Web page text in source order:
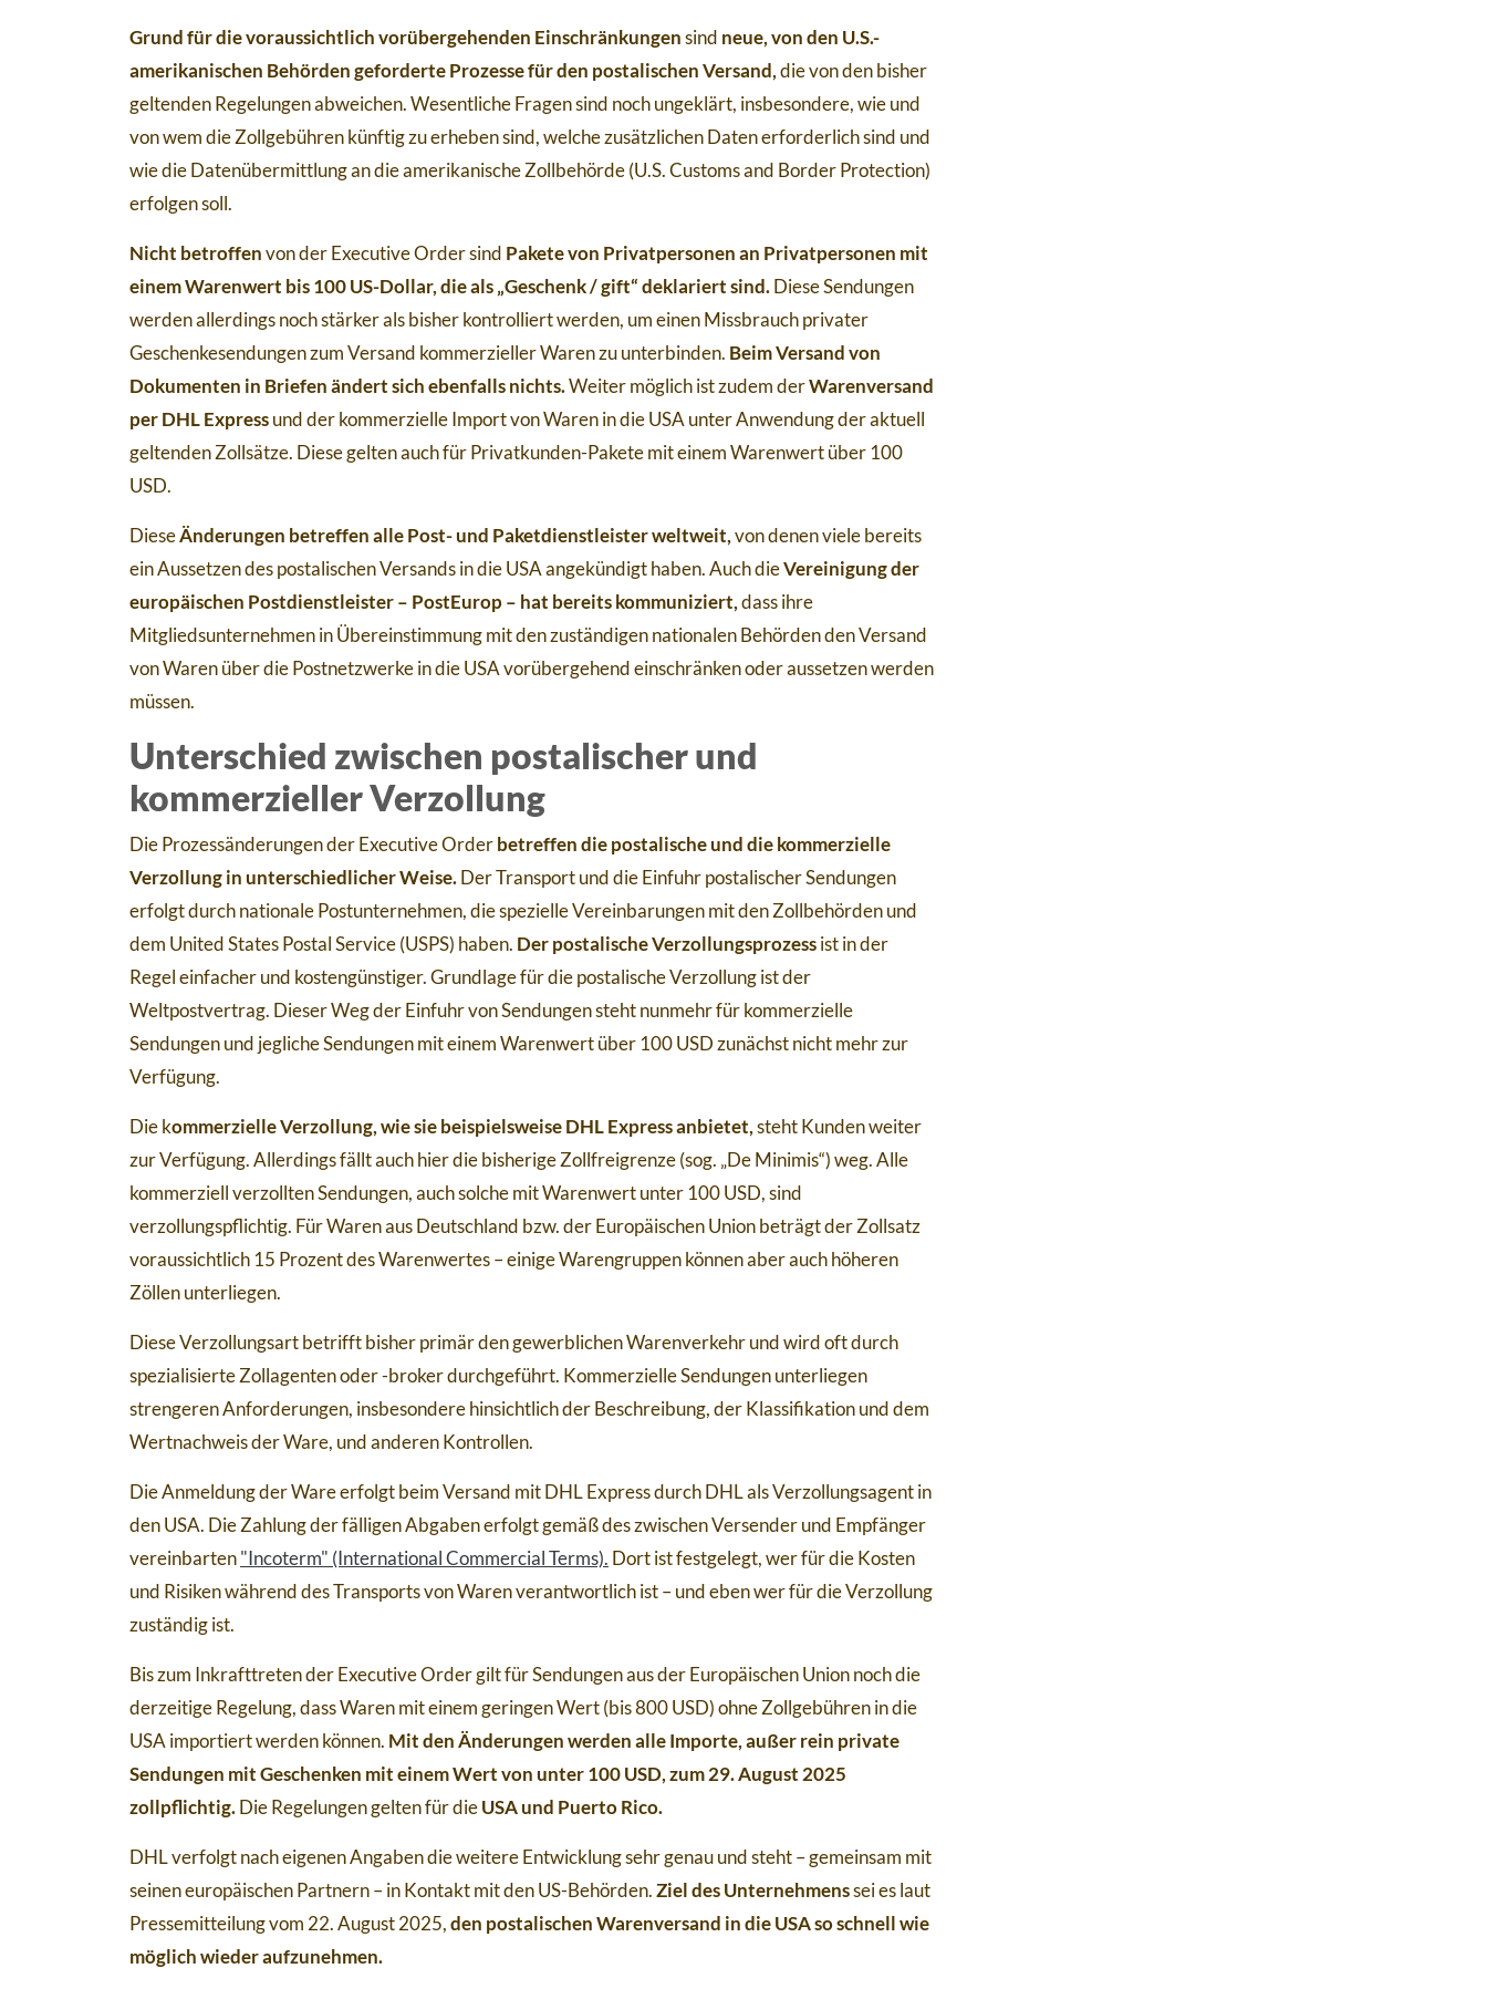
Grund für die voraussichtlich vorübergehenden Einschränkungensind neue, von den U.S.-
amerikanischen Behörden geforderte Prozesse für den postalischen Versand,die von den bisher
geltenden Regelungen abweichen. Wesentliche Fragen sind noch ungeklärt, insbesondere, wie und
von wem die Zollgebühren künftig zu erheben sind, welche zusätzlichen Daten erforderlich sind und
wie die Datenübermittlung an die amerikanische Zollbehörde (U.S. Customs and Border Protection)
erfolgen soll.
Nicht betroffenvon der Executive Order sind Pakete von Privatpersonen an Privatpersonen mit
einem Warenwert bis 100 US-Dollar, die als „Geschenk / gift“ deklariert sind.Diese Sendungen
werden allerdings noch stärker als bisher kontrolliert werden, um einen Missbrauch privater
Geschenkesendungen zum Versand kommerzieller Waren zu unterbinden. Beim Versand von
Dokumenten in Briefen ändert sich ebenfalls nichts.Weiter möglich ist zudem derWarenversand
per DHL Expressund der kommerzielle Import von Waren in die USA unter Anwendung der aktuell
geltenden Zollsätze. Diese gelten auch für Privatkunden-Pakete mit einem Warenwert über 100
USD.
DieseÄnderungen betreffen alle Post- und Paketdienstleister weltweit,von denen viele bereits
ein Aussetzen des postalischen Versands in die USA angekündigt haben. Auch dieVereinigung der
europäischen Postdienstleister – PostEurop – hat bereits kommuniziert,dass ihre
Mitgliedsunternehmen in Übereinstimmung mit den zuständigen nationalen Behörden den Versand
von Waren über die Postnetzwerke in die USA vorübergehend einschränken oder aussetzen werden
müssen.
Unterschied zwischen postalischer und
kommerzieller Verzollung
Die Prozessänderungen der Executive Orderbetreffen die postalische und die kommerzielle
Verzollung in unterschiedlicher Weise.Der Transport und die Einfuhr postalischer Sendungen
erfolgt durch nationale Postunternehmen, die spezielle Vereinbarungen mit den Zollbehörden und
dem United States Postal Service (USPS) haben. Der postalische Verzollungsprozessist in der
Regel einfacher und kostengünstiger. Grundlage für die postalische Verzollung ist der
Weltpostvertrag. Dieser Weg der Einfuhr von Sendungen steht nunmehr für kommerzielle
Sendungen und jegliche Sendungen mit einem Warenwert über 100 USD zunächst nicht mehr zur
Verfügung.
Die kommerzielle Verzollung, wie sie beispielsweise DHL Express anbietet,steht Kunden weiter
zur Verfügung. Allerdings fällt auch hier die bisherige Zollfreigrenze (sog. „De Minimis“) weg. Alle
kommerziell verzollten Sendungen, auch solche mit Warenwert unter 100 USD, sind
verzollungspflichtig. Für Waren aus Deutschland bzw. der Europäischen Union beträgt der Zollsatz
voraussichtlich 15 Prozent des Warenwertes – einige Warengruppen können aber auch höheren
Zöllen unterliegen.
Diese Verzollungsart betrifft bisher primär den gewerblichen Warenverkehr und wird oft durch
spezialisierte Zollagenten oder -broker durchgeführt. Kommerzielle Sendungen unterliegen
strengeren Anforderungen, insbesondere hinsichtlich der Beschreibung, der Klassifikation und dem
Wertnachweis der Ware, und anderen Kontrollen.
Die Anmeldung der Ware erfolgt beim Versand mit DHL Express durch DHL als Verzollungsagent in
den USA. Die Zahlung der fälligen Abgaben erfolgt gemäß des zwischen Versender und Empfänger
vereinbarten"Incoterm" (International Commercial Terms). Dort ist festgelegt, wer für die Kosten
und Risiken während des Transports von Waren verantwortlich ist – und eben wer für die Verzollung
zuständig ist.
Bis zum Inkrafttreten der Executive Order gilt für Sendungen aus der Europäischen Union noch die
derzeitige Regelung, dass Waren mit einem geringen Wert (bis 800 USD) ohne Zollgebühren in die
USA importiert werden können. Mit den Änderungen werden alle Importe, außer rein private
Sendungen mit Geschenken mit einem Wert von unter 100 USD, zum 29. August 2025
zollpflichtig.Die Regelungen gelten für dieUSA und Puerto Rico.
DHL verfolgt nach eigenen Angaben die weitere Entwicklung sehr genau und steht – gemeinsam mit
seinen europäischen Partnern – in Kontakt mit den US-Behörden.Ziel des Unternehmenssei es laut
Pressemitteilung vom 22. August 2025,den postalischen Warenversand in die USA so schnell wie
möglich wieder aufzunehmen.